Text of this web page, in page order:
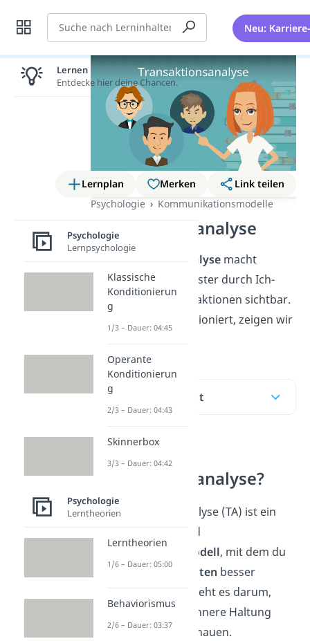
Suche Neu:
Lernplan Merken
Link teilen
Psychologie
Kommunikationsmodelle
Transaktionsanalyse
Transaktionsanalysemacht
Kommunikationsmuster durch Ich-
Zustände und Transaktionen sichtbar.
Wie das genau funktioniert, zeigen wir
Inhaltsübersicht
Was ist die
Transaktionsanalyse?
Die Transaktionsanalyse (TA) ist ein
und
Kommunikationsmodell, mit dem du
menschlichesVerhalten besser
. Im Kern geht es darum,
Gespräche und die innere Haltung
dahinter zu durchschauen.
Lernen lohnt sich!
Entdecke hier deine Chancen.
Psychologie
Lernpsychologie
Klassische
Konditionierun
g
1/3 – Dauer: 04:45
Operante
Konditionierun
g
2/3 – Dauer: 04:43
Skinnerbox
3/3 – Dauer: 04:42
Psychologie
Lerntheorien
Lerntheorien
1/6 – Dauer: 05:00
Behaviorismus
2/6 – Dauer: 03:37